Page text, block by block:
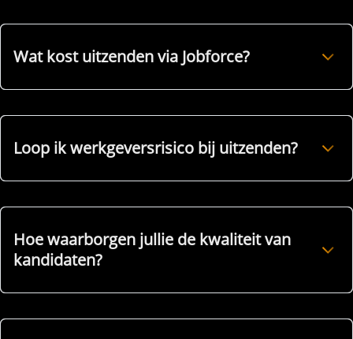
Wat kost uitzenden via Jobforce?
Loop ik werkgeversrisico bij uitzenden?
Hoe waarborgen jullie de kwaliteit van
kandidaten?